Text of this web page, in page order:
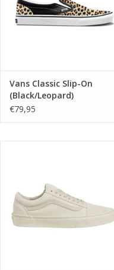
Vans Classic Slip-On
(Black/Leopard)
VN000ED2YY61
€79,95